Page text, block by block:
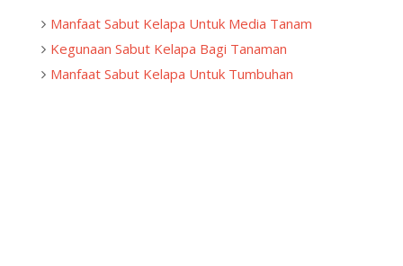
Manfaat Sabut Kelapa Untuk Media Tanam
Kegunaan Sabut Kelapa Bagi Tanaman
Manfaat Sabut Kelapa Untuk Tumbuhan